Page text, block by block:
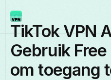
TikTok VPN
Gebruik
om toegang